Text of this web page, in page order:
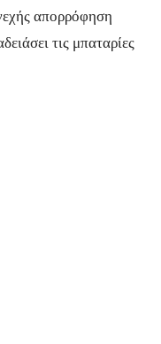
απορρόφηση
τις μπαταρίες